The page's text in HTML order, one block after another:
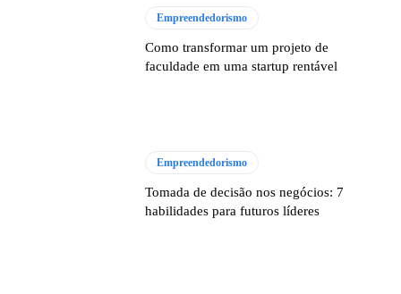
Empreendedorismo
Como transformar um projeto de
faculdade em uma startup rentável
Empreendedorismo
Tomada de decisão nos negócios: 7
habilidades para futuros líderes